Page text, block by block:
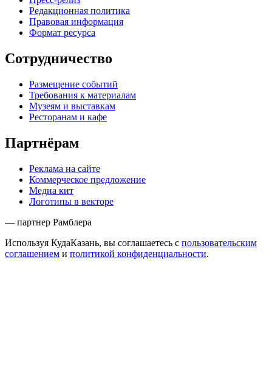
Редакционная политика
Правовая информация
Формат ресурса
Сотрудничество
Размещение событий
Требования к материалам
Музеям и выставкам
Ресторанам и кафе
Партнёрам
Реклама на сайте
Коммерческое предложение
Медиа кит
Логотипы в векторе
— партнер Рамблера
Используя КудаКазань, вы соглашаетесь с пользовательским
соглашением и политикой конфиденциальности.